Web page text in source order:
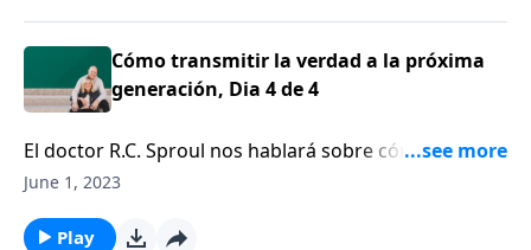
Cómo transmitir la verdad a la próxima
generación, Dia 4 de 4
El doctor R.C. Sproul nos hablará sobre cómo una
generación puede transmitirle la verdad bíblica a la
June 1, 2023
Play